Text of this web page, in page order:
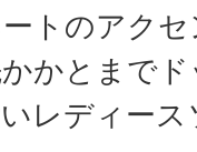
トのアク
かとまで
レディー